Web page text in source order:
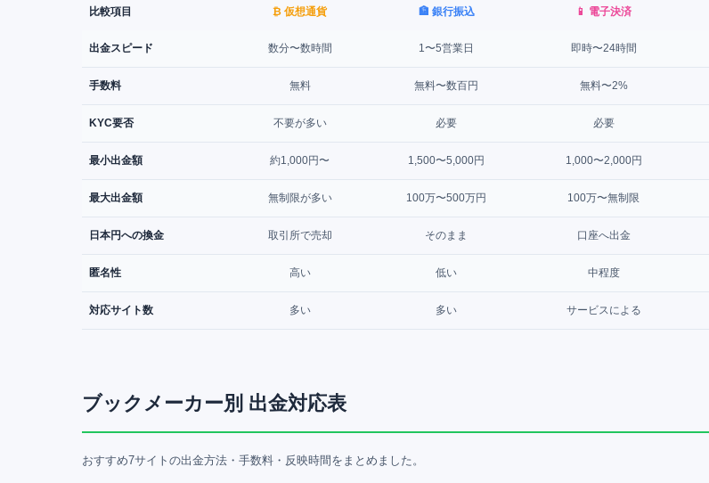
比較項目 ₿ 仮想通貨 🏦 銀行振込 📱 電子決済
出金スピード 数分〜数時間 1〜5営業日 即時〜24時間
手数料 無料 無料〜数百円 無料〜2%
KYC要否 不要が多い 必要 必要
最小出金額 約1,000円〜 1,500〜5,000円 1,000〜2,000円
最大出金額 無制限が多い 100万〜500万円 100万〜無制限
日本円への換金 取引所で売却 そのまま 口座へ出金
匿名性 高い 低い 中程度
対応サイト数 多い 多い サービスによる
ブックメーカー別 出金対応表
おすすめ7サイトの出金方法・手数料・反映時間をまとめました。